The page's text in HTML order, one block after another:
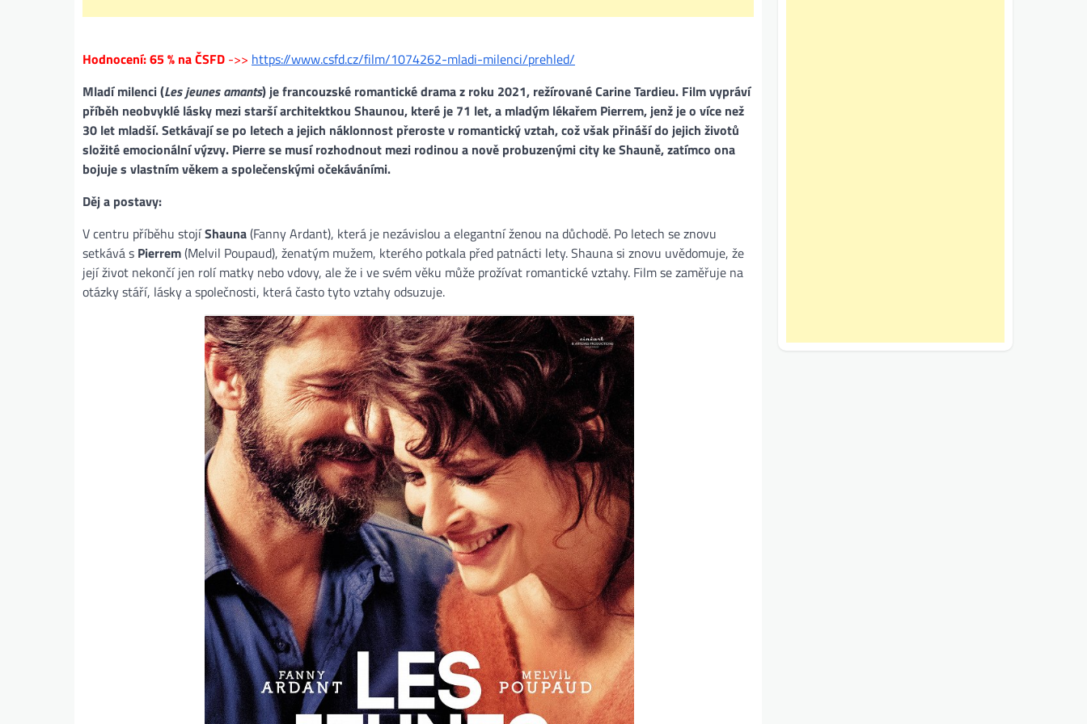
Hodnocení: 65 % na ČSFD ->> https://www.csfd.cz/film/1074262-mladi-milenci/prehled/
Mladí milenci (Les jeunes amants) je francouzské romantické drama z roku 2021, režírované Carine Tardieu. Film vypráví
příběh neobvyklé lásky mezi starší architektkou Shaunou, které je 71 let, a mladým lékařem Pierrem, jenž je o více než
30 let mladší. Setkávají se po letech a jejich náklonnost přeroste v romantický vztah, což však přináší do jejich životů
složité emocionální výzvy. Pierre se musí rozhodnout mezi rodinou a nově probuzenými city ke Shauně, zatímco ona
bojuje s vlastním věkem a společenskými očekáváními.
Děj a postavy:
V centru příběhu stojíShauna(Fanny Ardant), která je nezávislou a elegantní ženou na důchodě. Po letech se znovu
setkává s Pierrem(Melvil Poupaud), ženatým mužem, kterého potkala před patnácti lety. Shauna si znovu uvědomuje, že
její život nekončí jen rolí matky nebo vdovy, ale že i ve svém věku může prožívat romantické vztahy. Film se zaměřuje na
otázky stáří, lásky a společnosti, která často tyto vztahy odsuzuje.